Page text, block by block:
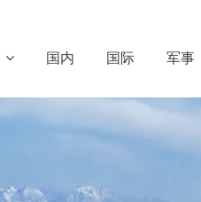
国内 国际 军事